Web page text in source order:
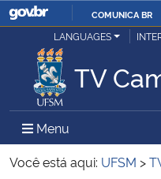
COMUNICA BR
Ministério da Justiça e Segurança
Ministério da Defesa
Ministério das Relações Exteriores
LANGUAGES
TV
Menu Menu
Você está aqui: UFSM >